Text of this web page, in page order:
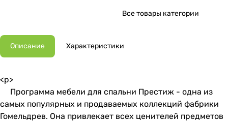
Все товары категории
Описание Характеристики
<p>
Программа мебели для спальни Престиж - одна из
самых популярных и продаваемых коллекций фабрики
Гомельдрев. Она привлекает всех ценителей предметов